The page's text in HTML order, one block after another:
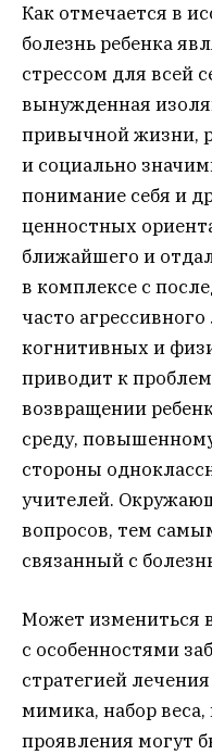
Как отмечается в
болезнь ребенка
стрессом для всей
вынужденная
привычной жизни,
и социально
понимание себя и
ценностных
ближайшего и
в комплексе с
часто
когнитивных и
приводит к
возвращении
среду,
стороны
учителей.
вопросов, тем
связанный с
Может измениться
с особенностями
стратегией
мимика, набор
проявления могут